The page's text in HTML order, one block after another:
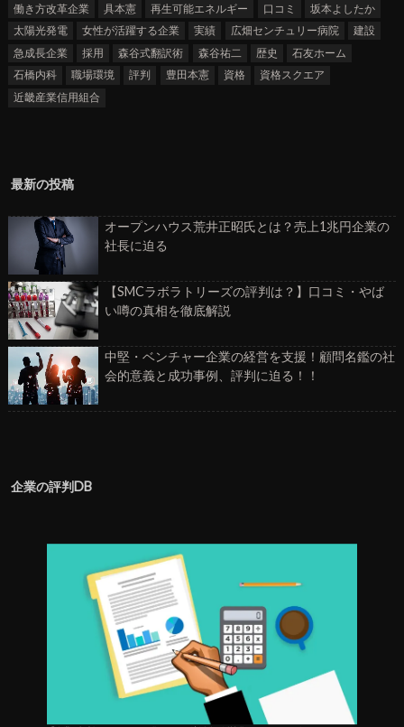
働き方改革企業
具本憲 再生可能エネルギー 口コミ
坂本よしたか
太陽光発電
女性が活躍する企業 実績 広畑センチュリー病院
建設
急成長企業
採用 森谷式翻訳術 森谷祐二 歴史
石友ホーム
石橋内科
職場環境 評判 豊田本憲 資格
資格スクエア
近畿産業信用組合
最新の投稿
オープンハウス荒井正昭氏とは？売上1兆円企業の
社長に迫る
【SMCラボラトリーズの評判は？】口コミ・やば
い噂の真相を徹底解説
中堅・ベンチャー企業の経営を支援！顧問名鑑の社
会的意義と成功事例、評判に迫る！！
企業の評判DB